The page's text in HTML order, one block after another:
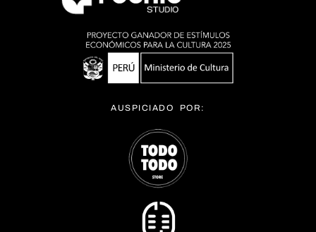
AUSPICIADO POR: